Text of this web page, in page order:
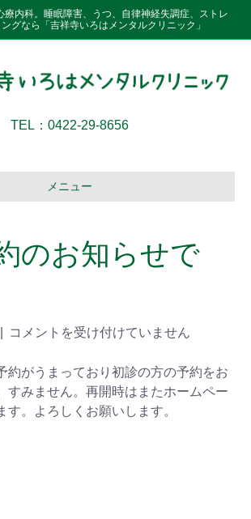
療内科。睡眠障害、うつ、自律神経失調症、ストレ
グなら「吉祥寺いろはメンタルクリニック」
TEL：0422-29-8656
メニュー
のお知らせで
コメントを受け付けていません
約がうまっており初診の方の予約をお
すみません。再開時はまたホームペー
す。よろしくお願いします。